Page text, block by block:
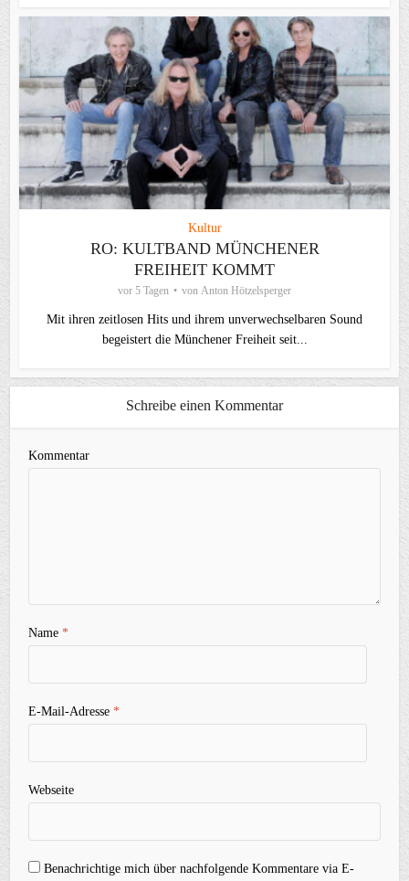
Kultur
RO: KULTBAND MÜNCHENER
FREIHEIT KOMMT
vor 5 Tagen von Anton Hötzelsperger
Mit ihren zeitlosen Hits und ihrem unverwechselbaren Sound
begeistert die Münchener Freiheit seit...
Schreibe einen Kommentar
Kommentar
Name*
E-Mail-Adresse*
Webseite
Benachrichtige mich über nachfolgende Kommentare via E-